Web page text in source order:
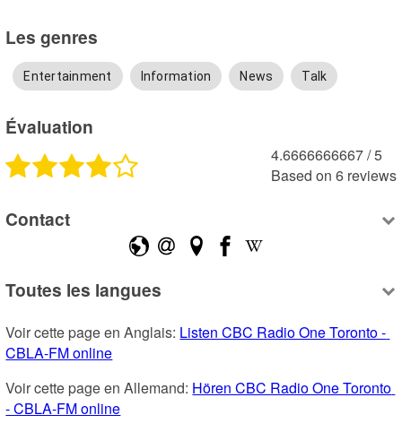
Les genres
Entertainment Information News Talk
Évaluation
4.6666666667 /5
Based on 6 reviews
Contact
Toutes les langues
Voir cette page en Anglais: Listen CBC Radio One Toronto -
CBLA-FM online
Voir cette page en Allemand: Hören CBC Radio One Toronto
- CBLA-FM online